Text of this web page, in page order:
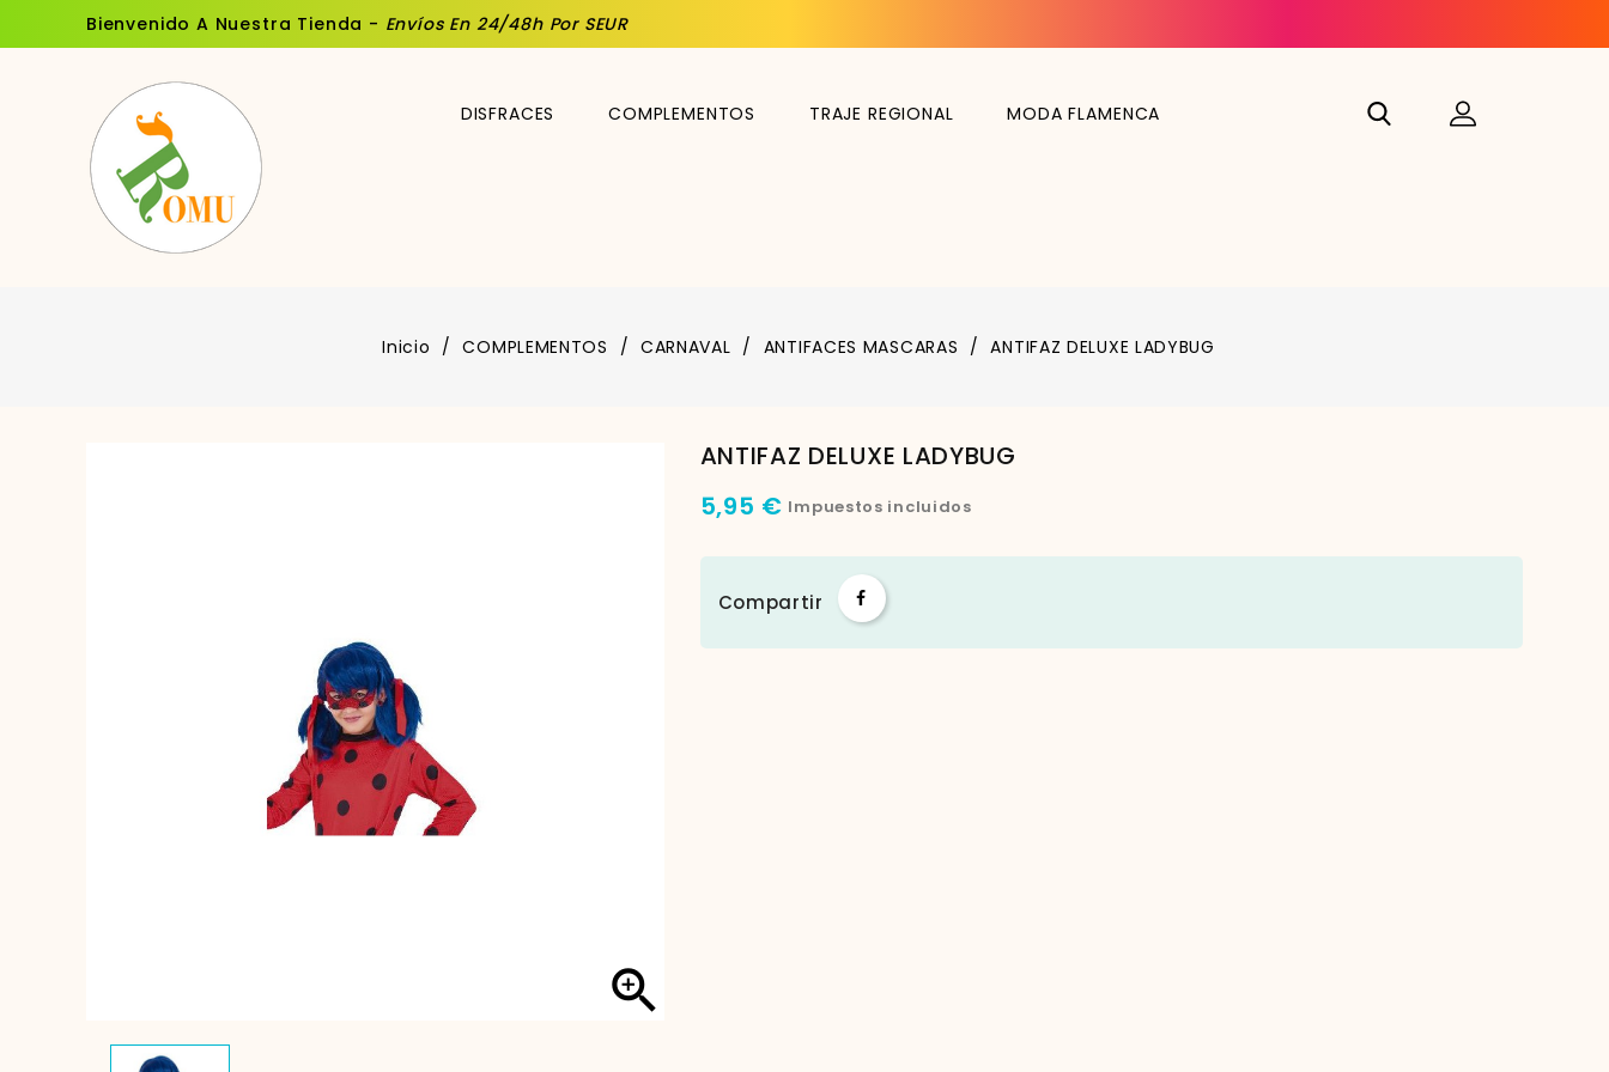
Bienvenido A Nuestra Tienda - Envíos En 24/48h Por SEUR
DISFRACES COMPLEMENTOS TRAJE REGIONAL MODA FLAMENCA
Inicio COMPLEMENTOS CARNAVAL ANTIFACES MASCARAS ANTIFAZ DELUXE LADYBUG

ANTIFAZ DELUXE LADYBUG
5,95 € Impuestos incluidos
Compartir